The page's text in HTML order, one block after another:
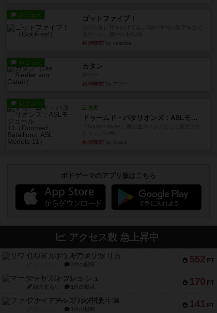
レビュー ゴットファイブ！
約3時間前
レビュー カタン
約4時間前
レビュー
充実
ドゥームド・バタリオンズ：ASLモジュール11
約4時間前
ボドゲーマのアプリ版はこちら
アクセス数 急上昇中
552 PT
リワイルド：サウスアメリカ
2件の投稿
170 PT
マーケットフレッシュ
紹介文あり 1件の投稿
141 PT
ファイアー・ブルズ / 火牛陣
1件の投稿